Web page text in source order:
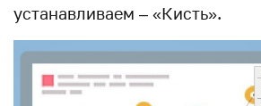
устанавливаем – «Кисть».